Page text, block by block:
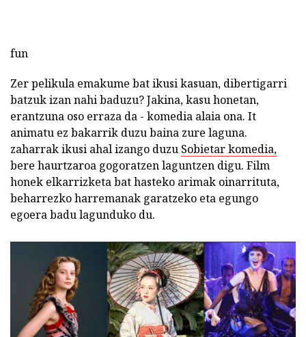
fun
Zer pelikula emakume bat ikusi kasuan, dibertigarri
batzuk izan nahi baduzu? Jakina, kasu honetan,
erantzuna oso erraza da - komedia alaia ona. It
animatu ez bakarrik duzu baina zure laguna.
zaharrak ikusi ahal izango duzu Sobietar komedia,
bere haurtzaroa gogoratzen laguntzen digu. Film
honek elkarrizketa bat hasteko arimak oinarrituta,
beharrezko harremanak garatzeko eta egungo
egoera badu lagunduko du.